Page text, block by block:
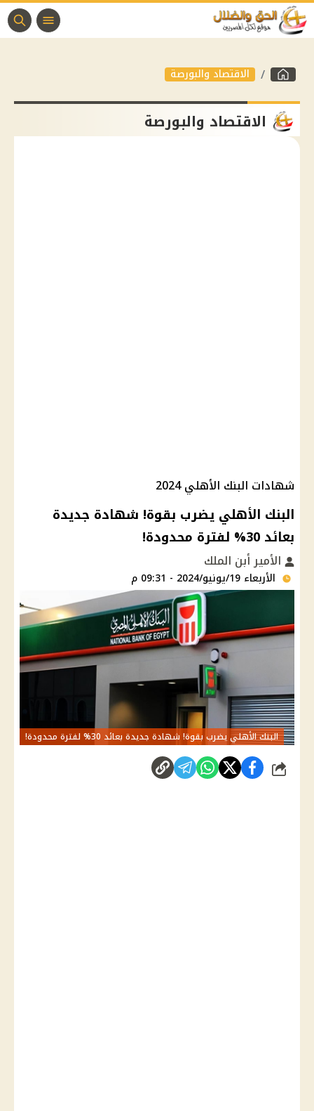
الاقتصاد والبورصة
الاقتصاد والبورصة
شهادات البنك الأهلي 2024
البنك الأهلي يضرب بقوة! شهادة جديدة
بعائد 30% لفترة محدودة!
الأمير أبن الملك
الأربعاء 19/يونيو/2024 - 09:31 م
البنك الأهلي يضرب بقوة! شهادة جديدة بعائد 30% لفترة محدودة!
شارك